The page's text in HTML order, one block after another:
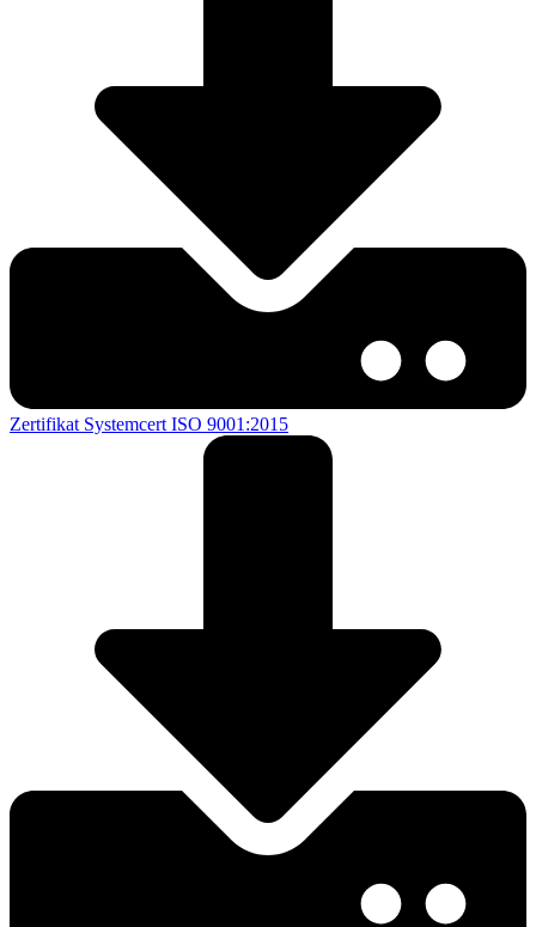
Zertifikat Systemcert ISO 9001:2015